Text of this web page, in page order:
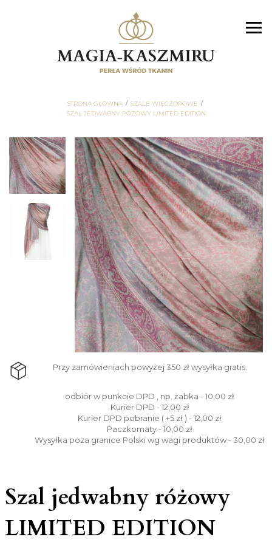
STRONA GŁÓWNA
SZALE WIECZOROWE
SZAL JEDWABNY RÓŻOWY LIMITED EDITION
Przy zamówieniach powyżej 350 zł wysyłka gratis.
odbiór w punkcie DPD , np. żabka - 10,00 zł
Kurier DPD - 12,00 zł
Kurier DPD pobranie ( +5 zł ) - 12,00 zł
Paczkomaty - 10,00 zł
Wysyłka poza granice Polski wg wagi produktów - 30,00 zł
Szal jedwabny różowy
LIMITED EDITION